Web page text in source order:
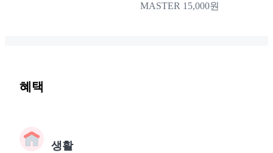
MASTER 15,000원
혜택
생활